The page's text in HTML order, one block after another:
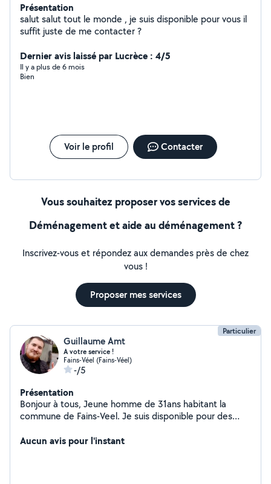
Présentation
salut salut tout le monde , je suis disponible pour vous il
suffit juste de me contacter ?
Dernier avis laissé par Lucrèce : 4/5
Il y a plus de 6 mois
Bien
Voir le profil Contacter
Vous souhaitez proposer vos services de
Déménagement et aide au déménagement ?
Inscrivez-vous et répondez aux demandes près de chez
vous !
Proposer mes services
Particulier
Guillaume Amt
A votre service !
Fains-Véel (Fains-Véel)
-/5
Présentation
Bonjour à tous, Jeune homme de 31ans habitant la
commune de Fains-Veel. Je suis disponible pour des
déménagement. J'aime le travail bien fait. A bientôt !
Aucun avis pour l'instant